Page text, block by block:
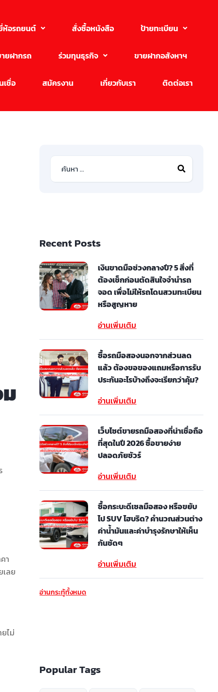
ห้อรถยนต์ สั่งซื้อหนังสือ ป้ายทะเบียน
ยฝากรถ ร่วมทุนธุรกิจ ขายฝากอสังหาฯ
ชื่อ สมัครงาน เกี่ยวกับเรา ติดต่อเรา
า
เลย
ไม่
Recent Posts
เงินขาดมือช่วงกลางปี? 5 สิ่งที่
ต้องเช็กก่อนตัดสินใจจำนำรถ
จอด เพื่อไม่ให้รถโดนสวมทะเบียน
หรือสูญหาย
อ่านเพิ่มเติม
ซื้อรถมือสองนอกจากส่วนลด
แล้ว ต้องขอของแถมหรือการรับ
ประกันอะไรบ้างถึงจะเรียกว่าคุ้ม?
อ่านเพิ่มเติม
เว็บไซต์ขายรถมือสองที่น่าเชื่อถือ
ที่สุดในปี 2026 ซื้อขายง่าย
ปลอดภัยชัวร์
อ่านเพิ่มเติม
ซื้อกระบะดีเซลมือสอง หรือขยับ
ไป SUV ไฮบริด? คำนวณส่วนต่าง
ค่าน้ำมันและค่าบำรุงรักษาให้เห็น
กันชัดๆ
อ่านเพิ่มเติม
อ่านกระทู้ทั้งหมด
Popular Tags